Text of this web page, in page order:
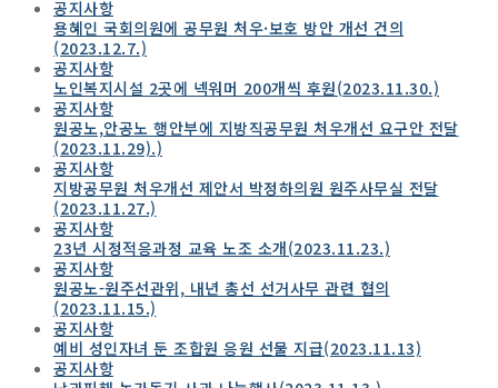
공지사항
용혜인 국회의원에 공무원 처우·보호 방안 개선 건의
(2023.12.7.)
공지사항
노인복지시설 2곳에 넥워머 200개씩 후원(2023.11.30.)
공지사항
원공노,안공노 행안부에 지방직공무원 처우개선 요구안 전달
(2023.11.29).)
공지사항
지방공무원 처우개선 제안서 박정하의원 원주사무실 전달
(2023.11.27.)
공지사항
23년 시정적응과정 교육 노조 소개(2023.11.23.)
공지사항
원공노-원주선관위, 내년 총선 선거사무 관련 협의
(2023.11.15.)
공지사항
예비 성인자녀 둔 조합원 응원 선물 지급(2023.11.13)
공지사항